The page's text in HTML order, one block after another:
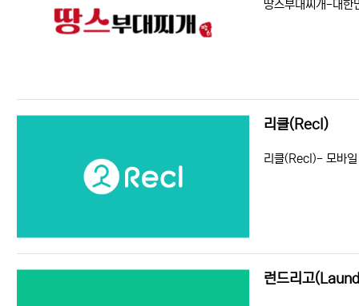
땅스부대찌개-대한
리클(Recl)
등록일
조회
리클(Recl)- 모바일
런드리고